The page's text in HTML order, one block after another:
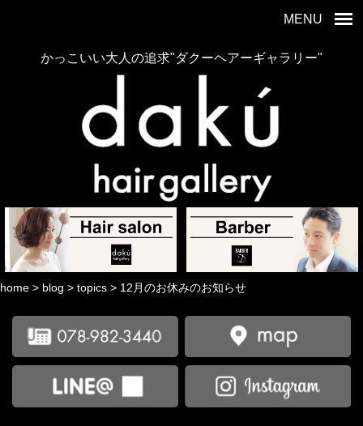
MENU
かっこいい大人の追求"ダクーヘアーギャラリー"
home > blog > topics > 12月のお休みのお知らせ